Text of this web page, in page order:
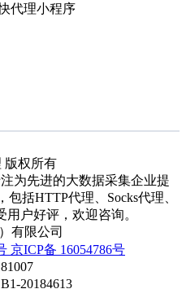
代理小程序
版权所有
为先进的大数据采集企业提
括HTTP代理、Socks代理、
户好评，欢迎咨询。
有限公司
京ICP备 16054786号
20184613